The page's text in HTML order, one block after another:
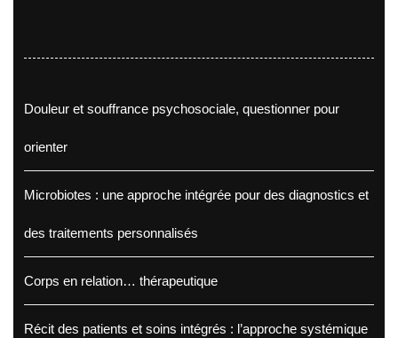
Douleur et souffrance psychosociale, questionner pour
orienter
Microbiotes : une approche intégrée pour des diagnostics et
des traitements personnalisés
Corps en relation… thérapeutique
Récit des patients et soins intégrés : l’approche systémique